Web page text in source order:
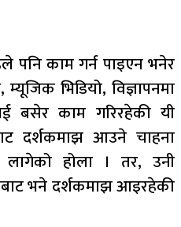
काम गर्न पाइएन भनेर
भिडियो, विज्ञापनमा
बसेर काम गरिरहेकी यी
दर्शकमाझ आउने चाहना
होला । तर, उनी
भने दर्शकमाझ आइरहेकी